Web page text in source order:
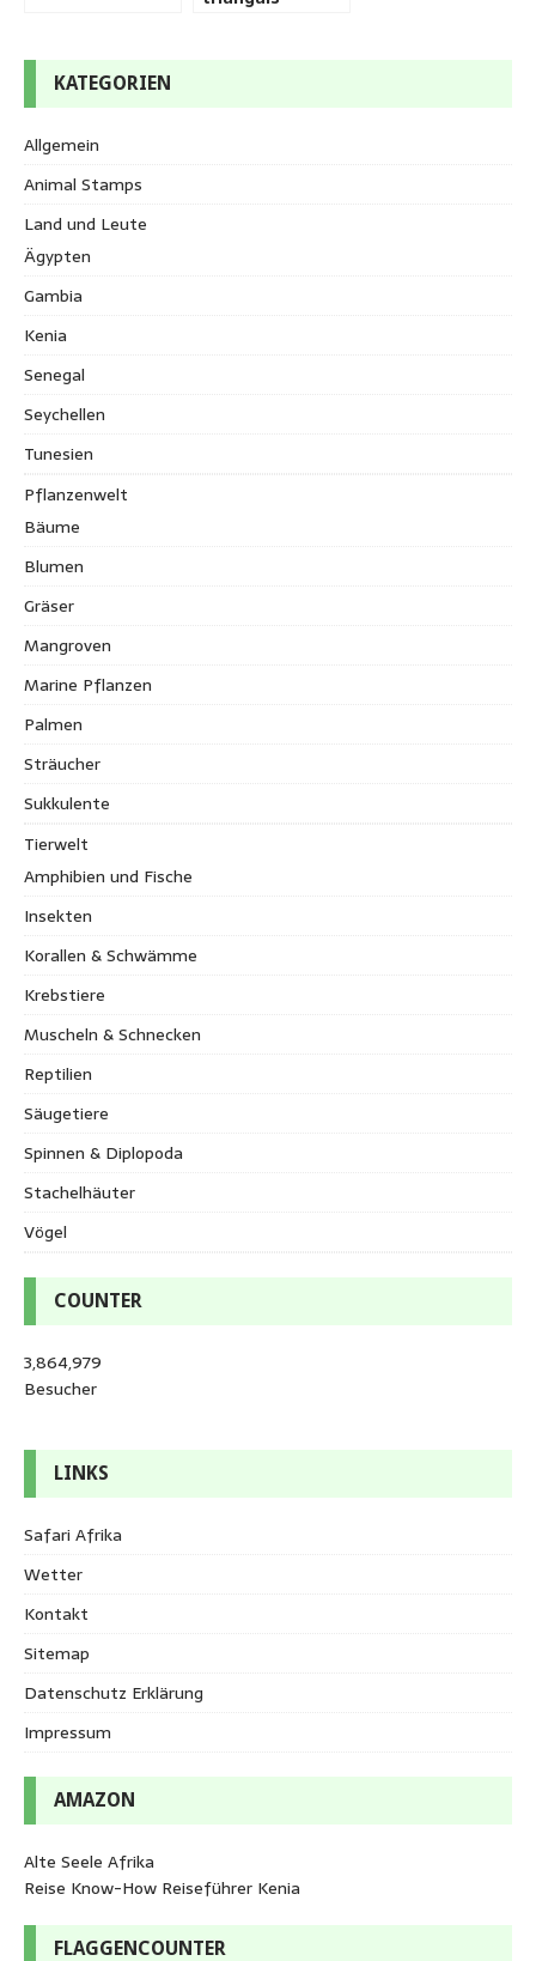
KATEGORIEN
Allgemein
Animal Stamps
Land und Leute
Ägypten
Gambia
Kenia
Senegal
Seychellen
Tunesien
Pflanzenwelt
Bäume
Blumen
Gräser
Mangroven
Marine Pflanzen
Palmen
Sträucher
Sukkulente
Tierwelt
Amphibien und Fische
Insekten
Korallen & Schwämme
Krebstiere
Muscheln & Schnecken
Reptilien
Säugetiere
Spinnen & Diplopoda
Stachelhäuter
Vögel
COUNTER
3,864,979
Besucher
LINKS
Safari Afrika
Wetter
Kontakt
Sitemap
Datenschutz Erklärung
Impressum
AMAZON
Alte Seele Afrika
Reise Know-How Reiseführer Kenia
FLAGGENCOUNTER